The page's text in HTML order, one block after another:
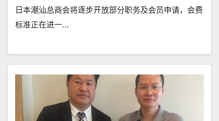
日本潮汕总商会将逐步开放部分职务及会员申请，会费
标准正在进一…